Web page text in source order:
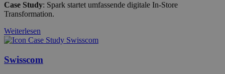
Case Study: Spark startet umfassende digitale In-Store
Transformation.
Weiterlesen
Swisscom